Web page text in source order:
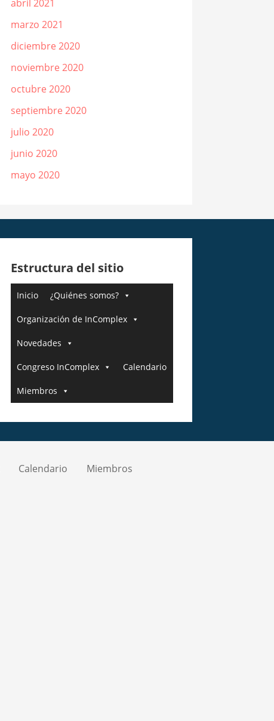
abril 2021
marzo 2021
diciembre 2020
noviembre 2020
octubre 2020
septiembre 2020
julio 2020
junio 2020
mayo 2020
Estructura del sitio
Inicio ¿Quiénes somos?
Organización de InComplex
Novedades
Congreso InComplex Calendario
Miembros
Calendario Miembros